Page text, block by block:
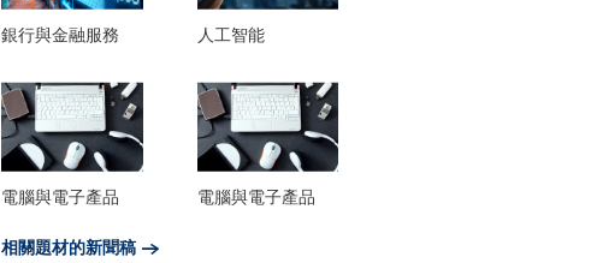
銀行與金融服務 人工智能
電腦與電子產品
電腦與電子產品
相關題材的新聞稿